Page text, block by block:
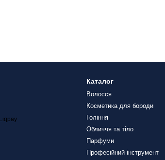
Каталог
Волосся
Косметика для бороди
Гоління
Обличчя та тіло
Парфуми
Професійний інструмент